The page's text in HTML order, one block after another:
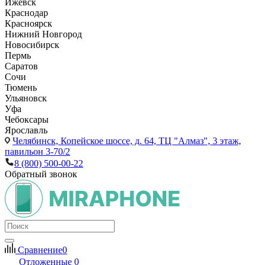
Ижевск
Краснодар
Красноярск
Нижний Новгород
Новосибирск
Пермь
Саратов
Сочи
Тюмень
Ульяновск
Уфа
Чебоксары
Ярославль
Челябинск, Копейское шоссе, д. 64, ТЦ "Алмаз", 3 этаж,
павильон 3-70/2
8 (800) 500-00-22
Обратный звонок
Сравнение0
Отложенные 0